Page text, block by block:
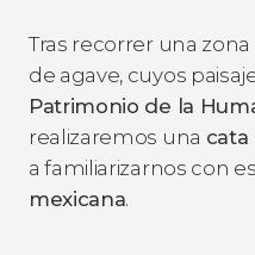
Tras recorrer una
de agave, cuyos
Patrimonio de la
realizaremos una cata
a familiarizarnos con
mexicana.